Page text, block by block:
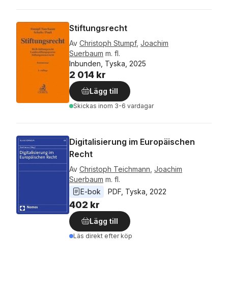
Stiftungsrecht
Av Christoph Stumpf, Joachim
Suerbaum m. fl.
Inbunden, Tyska, 2025
2 014 kr
Lägg till
Skickas inom 3-6 vardagar
Digitalisierung im Europäischen
Recht
Av Christoph Teichmann Joachim
Suerbaum m. fl.
E-bok
PDF Tyska 2022
402 kr
Lägg till
Läs direkt efter köp